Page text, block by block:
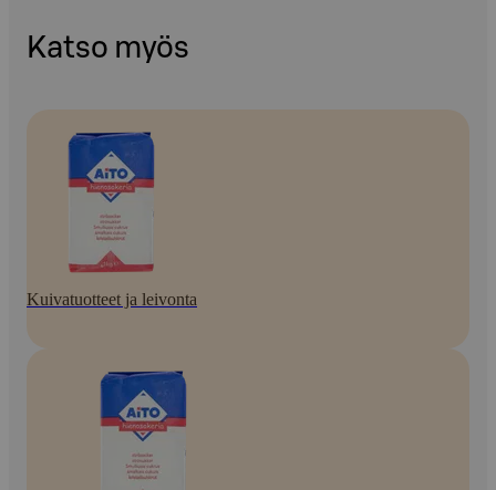
Katso myös
Kuivatuotteet ja leivonta